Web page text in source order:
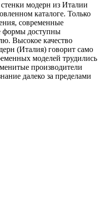
модерн из Италии
каталоге. Только
современные
формы доступны
Высокое качество
(Италия) говорит само
моделей трудились
производители
далеко за пределами